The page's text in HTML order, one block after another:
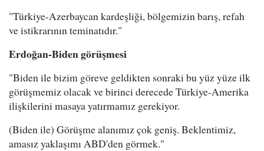
"Türkiye-Azerbaycan kardeşliği, bölgemizin barış, refah
ve istikrarının teminatıdır."
Erdoğan-Biden görüşmesi
"Biden ile bizim göreve geldikten sonraki bu yüz yüze ilk
görüşmemiz olacak ve birinci derecede Türkiye-Amerika
ilişkilerini masaya yatırmamız gerekiyor.
(Biden ile) Görüşme alanımız çok geniş. Beklentimiz,
amasız yaklaşımı ABD'den görmek."